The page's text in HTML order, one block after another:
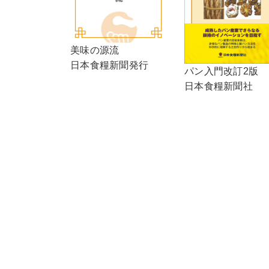
美味の源流
日本食糧新聞発行
パン入門改訂2版
日本食糧新聞社